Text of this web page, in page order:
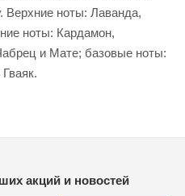
Верхние ноты: Лаванда,
ноты: Кардамон,
и Мате; базовые ноты:
акций и новостей